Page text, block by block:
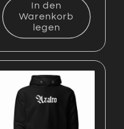
In den
Warenkorb
legen